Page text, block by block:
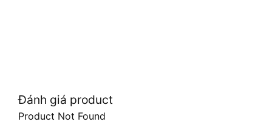
Đánh giá product
Product Not Found